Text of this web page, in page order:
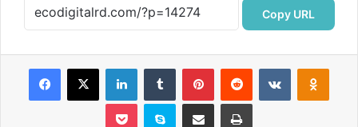
Copy URL
Facebook
X LinkedInTumblr PinterestReddit VKontakte
Pocket Skype Compartir por correo electrónicoImprimir